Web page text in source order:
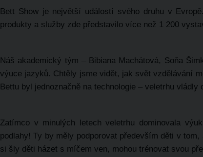
Bett Show je největší událostí svého druhu v
produkty a služby zde představilo více než 1 200
Náš akademický tým – Bibiana Machátová, Soňa
výuce jazyků. Chtěly jsme vidět, jak svět vzdělávání
Bettu byl jednoznačně na technologie – veletrhu
Zatímco v minulých letech veletrhu dominovala
podlahy! Ty by měly podporovat především děti v
si šly děti házet s míčem ven, mohou trénovat svou